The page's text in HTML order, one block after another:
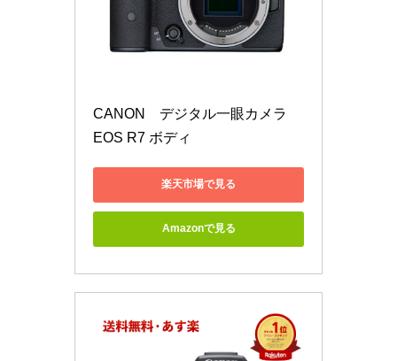
CANON　デジタル一眼カメラ
EOS R7 ボディ
楽天市場で見る
Amazonで見る